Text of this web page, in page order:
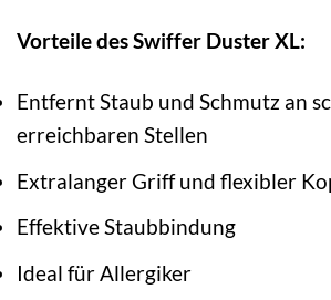
Vorteile des Swiffer Duster XL:
Entfernt Staub und Schmutz an
erreichbaren Stellen
Extralanger Griff und flexibler
Effektive Staubbindung
Ideal für Allergiker